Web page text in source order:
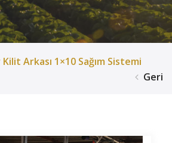
Arkası 1×10 Sağım Sistemi
Geri